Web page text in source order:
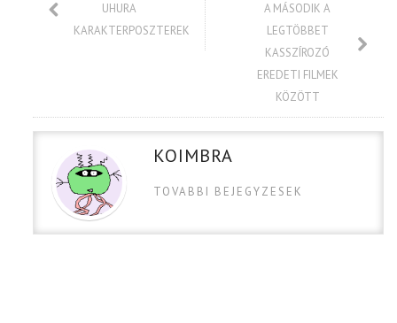
UHURA
KARAKTERPOSZTEREK
A MÁSODIK A
LEGTÖBBET
KASSZÍROZÓ
EREDETI FILMEK
KÖZÖTT
KOIMBRA
TOVABBI BEJEGYZESEK